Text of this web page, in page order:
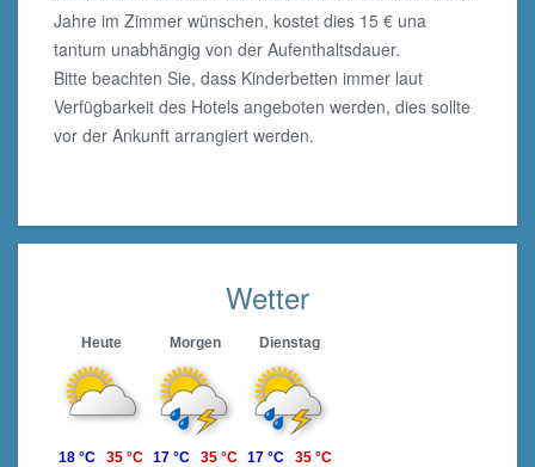
Jahre im Zimmer wünschen, kostet dies 15 € una
tantum unabhängig von der Aufenthaltsdauer.
Bitte beachten Sie, dass Kinderbetten immer laut
Verfügbarkeit des Hotels angeboten werden, dies sollte
vor der Ankunft arrangiert werden.
Wetter
Heute Morgen Dienstag
18 °C 35 °C 17 °C 35 °C 17 °C 35 °C